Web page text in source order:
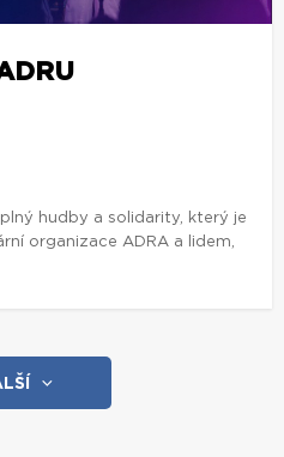
hudby a solidarity, který je
organizace ADRA a lidem,